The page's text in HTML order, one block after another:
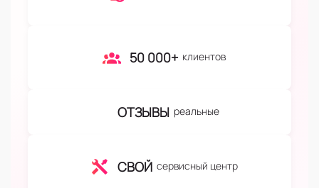
50 000+ клиентов
ОТЗЫВЫ реальные
СВОЙ сервисный центр